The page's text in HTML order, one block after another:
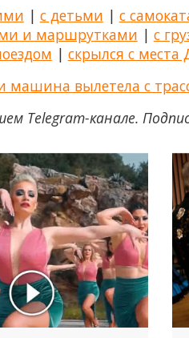
| с детьми | с
и маршрутками | с
| скрылся с места
машина вылетела с
Telegram-канале.